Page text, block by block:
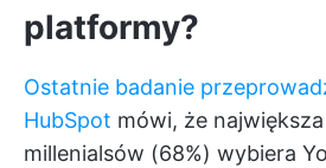
platformy?
Ostatnie badanie
HubSpot mówi, że
millenialsów (68%) wybiera